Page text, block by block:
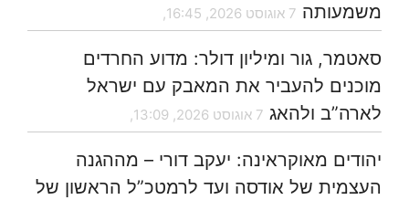
משמעותה 7 אוגוסט 2026, 16:45,
סאטמר, גור ומיליון דולר: מדוע החרדים
מוכנים להעביר את המאבק עם ישראל
לארה”ב ולהאג 7 אוגוסט 2026, 13:09,
יהודים מאוקראינה: יעקב דורי – מההגנה
העצמית של אודסה ועד לרמטכ”ל הראשון של